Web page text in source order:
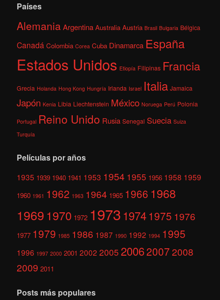
Países
AlemaniaArgentina Australia Austria Brasil Bulgaria Bélgica
Canadá Colombia Corea Cuba Dinamarca España
Estados Unidos Etiopía Filipinas Francia
Grecia Holanda Hong Kong Hungría Irlanda Israel Italia Jamaica
Japón Kenia Libia Liechtenstein México Noruega Perú Polonia
Portugal Reino Unido Rusia Senegal Suecia Suiza
Turquía
Películas por años
1935 1939 1940 1941 1953 1954 1955 1956 1958 1959
1960 1961 1962 1963 1964 1965 1966 1968
1969 1970 1972 1973 1974 1975 1976
1977 1979 1985 1986 1987 1990 1992 1994 1995
1996 1997 2000 2001 2002 2005 200620072008
2009 2011
Posts más populares